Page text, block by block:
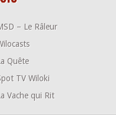
– Le Râleur
Quête
TV Wiloki
Vache qui Rit